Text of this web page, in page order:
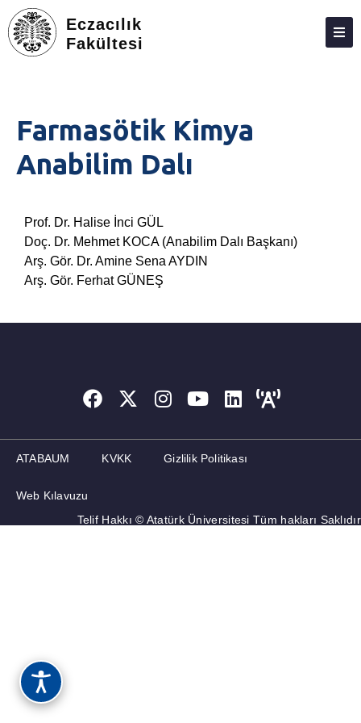
Eczacılık
Fakültesi
EĞITIM
ARAŞTIRMA
ÖDÜLLER
Farmasötik Kimya
Anabilim Dalı
Prof. Dr. Halise İnci GÜL
Doç. Dr. Mehmet KOCA (Anabilim Dalı Başkanı)
Arş. Gör. Dr. Amine Sena AYDIN
Arş. Gör. Ferhat GÜNEŞ
ATABAUM KVKK Gizlilik Politikası
Web Kılavuzu
Telif Hakkı © Atatürk Üniversitesi Tüm hakları Saklıdır